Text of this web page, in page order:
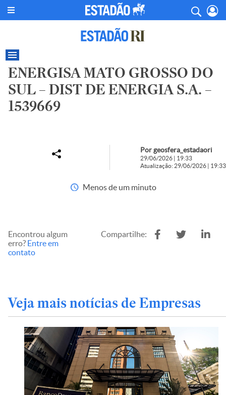
ENERGISA MATO GROSSO DO
SUL – DIST DE ENERGIA S.A. –
1539669
Por geosfera_estadaori
29/06/2026 | 19:33
Atualização: 29/06/2026 | 19:33
Menos de um minuto
Encontrou algum
erro? Entre em
contato
Compartilhe:
Veja mais notícias de Empresas